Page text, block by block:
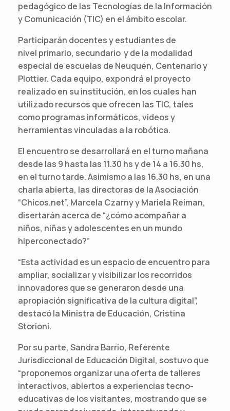
pedagógico de las Tecnologías de la Información
y Comunicación (TIC) en el ámbito escolar.
Participarán docentes y estudiantes de
nivel primario, secundario y de la modalidad
especial de escuelas de Neuquén, Centenario y
Plottier. Cada equipo, expondrá el proyecto
realizado en su institución, en los cuales han
utilizado recursos que ofrecen las TIC, tales
como programas informáticos, videos y
herramientas vinculadas a la robótica.
El encuentro se desarrollará en el turno mañana
desde las 9 hasta las 11.30 hs y de 14 a 16.30 hs,
en el turno tarde. Asimismo a las 16.30 hs, en una
charla abierta, las directoras de la Asociación
“Chicos.net”, Marcela Czarny y Mariela Reiman,
disertarán acerca de “¿cómo acompañar a
niños, niñas y adolescentes en un mundo
hiperconectado?”
“Esta actividad es un espacio de encuentro para
ampliar, socializar y visibilizar los recorridos
innovadores que se generaron desde una
apropiación significativa de la cultura digital”,
destacó la Ministra de Educación, Cristina
Storioni.
Por su parte, Sandra Barrio, Referente
Jurisdiccional de Educación Digital, sostuvo que
“proponemos organizar una oferta de talleres
interactivos, abiertos a experiencias tecno-
educativas de los visitantes, mostrando que se